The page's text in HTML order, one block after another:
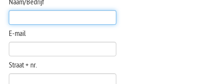
Naam/Bedrijf
E-mail
Straat + nr.